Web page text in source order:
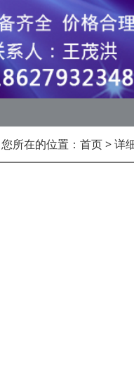
您所在的位置： 首页> 详